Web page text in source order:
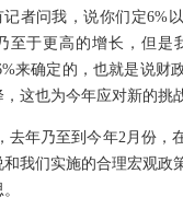
者问我，说你们定6%
于更高的增长，但是
来确定的，也就是说财
这也为今年应对新的挑
去年乃至到今年2月份，
我们实施的合理宏观政